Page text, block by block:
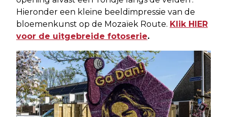
Hieronder een kleine beeldimpressie van de
bloemenkunst op de Mozaïek Route. Klik HIER
voor de uitgebreide fotoserie.